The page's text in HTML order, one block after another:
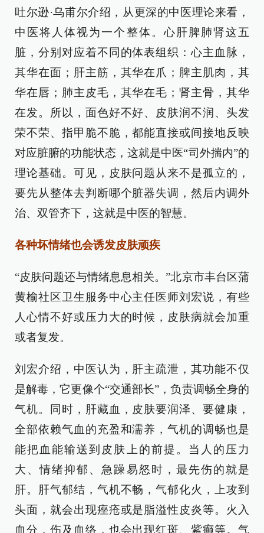
吐尔逊·乌甫尔介绍，从更深的中医理论来看，
中医将人体视为一个整体。心肝脾肺肾这五
脏，分别对应着不同的体表组织：心主血脉，
其华在面；肝主筋，其华在爪；脾主肌肉，其
华在唇；肺主皮毛，其华在毛；肾主骨，其华
在发。所以，面色好不好、皮肤润不润、头发
荣不荣、指甲脆不脆，都能直接或间接地反映
对应脏腑的功能状态，这就是中医“司外揣内”的
理论基础。可见，皮肤问题从来不是孤立的，
要先从整体去判断哪个脏器失调，然后内调外
治、双管齐下，这就是中医的智慧。
各种坏情绪也会诱发皮肤顽疾
“皮肤问题还与情绪息息相关。”北京市丰台区蒲
黄榆社区卫生服务中心主任医师刘宏说，有些
人心情不好或压力大的时候，皮肤病就会加重
或者复发。
刘宏介绍，中医认为，肝主疏泄，其功能不仅
是解毒，它更像个“交通部长”，负责调畅全身的
气机。同时，肝藏血，皮肤要润泽、要健康，
全部依赖气血的充盈和濡养，气机的调畅也是
能把血能输送到皮肤上的前提。当人的压力
大、情绪抑郁、急躁易怒时，最先伤的就是
肝。肝气郁结，气机不畅，气郁化火，上攻到
头面，就会出现痤疮或是脂溢性皮炎等。火入
血分，伤及血络，也会出现红斑、紫癫等。气